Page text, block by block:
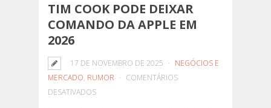
TIM COOK PODE DEIXAR
COMANDO DA APPLE EM
2026
17 DE NOVEMBRO DE 2025
NEGÓCIOS E
MERCADO, RUMOR
COMENTÁRIOS
DESATIVADOSEM